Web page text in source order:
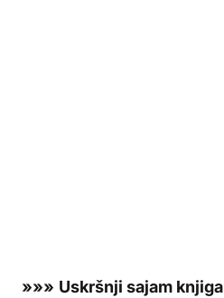
»»» Uskršnji sajam knjiga